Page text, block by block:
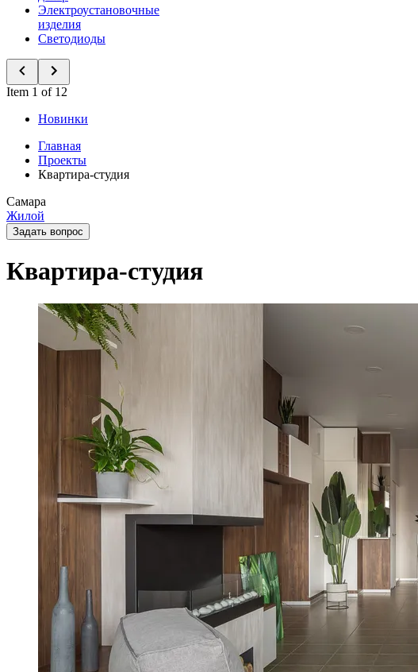
Электроустановочные
изделия
Светодиоды
Item 1 of 12
Новинки
Главная
Проекты
Квартира-студия
Самара
Жилой
Задать вопрос
Квартира-студия